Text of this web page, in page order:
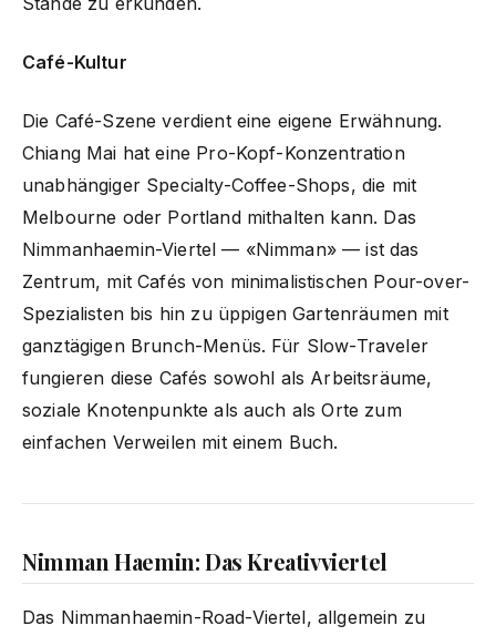
Café-Kultur
Die Café-Szene verdient eine eigene Erwähnung.
Chiang Mai hat eine Pro-Kopf-Konzentration
unabhängiger Specialty-Coffee-Shops, die mit
Melbourne oder Portland mithalten kann. Das
Nimmanhaemin-Viertel — «Nimman» — ist das
Zentrum, mit Cafés von minimalistischen Pour-over-
Spezialisten bis hin zu üppigen Gartenräumen mit
ganztägigen Brunch-Menüs. Für Slow-Traveler
fungieren diese Cafés sowohl als Arbeitsräume,
soziale Knotenpunkte als auch als Orte zum
einfachen Verweilen mit einem Buch.
Nimman Haemin: Das Kreativviertel
Das Nimmanhaemin-Road-Viertel, allgemein zu